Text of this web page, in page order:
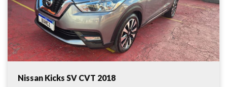
Nissan Kicks SV CVT 2018